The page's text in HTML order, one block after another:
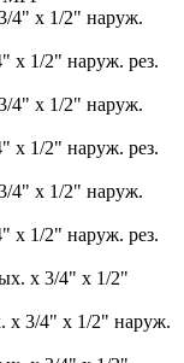
х 1/2" наруж. рез.
х 1/2" наруж. рез.
х 1/2" наруж. рез.
х 3/4" х 1/2" наруж.